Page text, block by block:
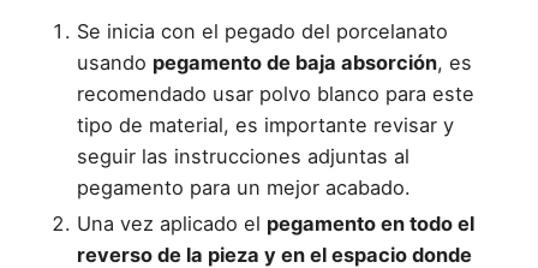
Se inicia con el pegado del porcelanato
usando pegamento de baja absorción, es
recomendado usar polvo blanco para este
tipo de material, es importante revisar y
seguir las instrucciones adjuntas al
pegamento para un mejor acabado.
Una vez aplicado el pegamento en todo el
reverso de la pieza y en el espacio donde